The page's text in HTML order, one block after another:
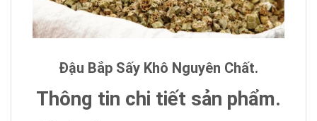
Đậu Bắp Sấy Khô Nguyên Chất.
Thông tin chi tiết sản phẩm.